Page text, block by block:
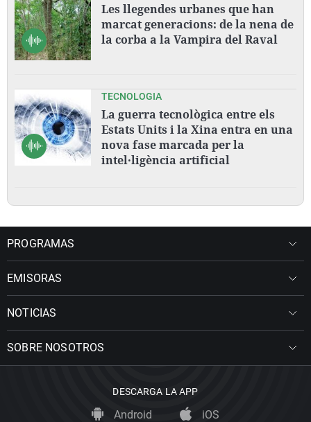
Les llegendes urbanes que han
marcat generacions: de la nena de
la corba a la Vampira del Raval
TECNOLOGIA
La guerra tecnològica entre els
Estats Units i la Xina entra en una
nova fase marcada per la
intel·ligència artificial
PROGRAMAS
EMISORAS
NOTICIAS
SOBRE NOSOTROS
DESCARGA LA APP
Android iOS